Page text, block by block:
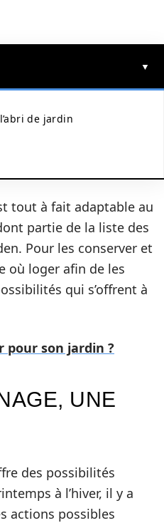
de jardin
tout à fait adaptable au
partie de la liste des
Pour les conserver et
où loger afin de les
qui s’offrent à
pour son jardin ?
UNE
des possibilités
à l’hiver, il y a
actions possibles